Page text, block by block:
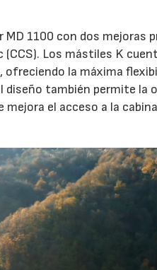
MD 1100 con dos
Los mástiles K
la máxima
también permite la
el acceso a la